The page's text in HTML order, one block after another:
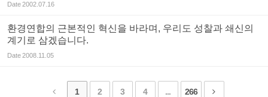
Date2002.07.16
환경연합의 근본적인 혁신을 바라며, 우리도 성찰과 쇄신의
계기로 삼겠습니다.
Date2008.11.05
1 2 3 4 ... 266